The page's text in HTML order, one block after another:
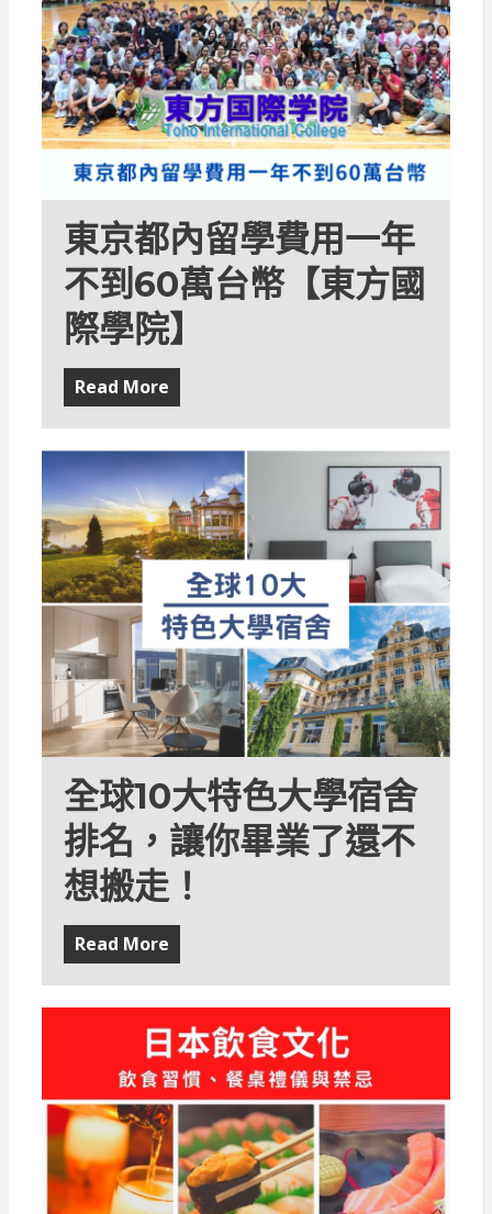
東京都內留學費用一年
不到60萬台幣【東方國
際學院】
Read More
全球10大特色大學宿舍
排名，讓你畢業了還不
想搬走！
Read More